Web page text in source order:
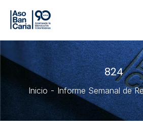
824
Inicio Informe Semanal de